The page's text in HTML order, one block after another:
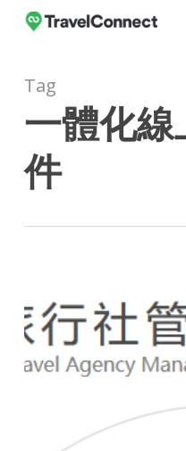
Skip
content
Tag
一體化
件